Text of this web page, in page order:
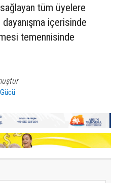
tüm üyelere
içerisinde
temennisinde